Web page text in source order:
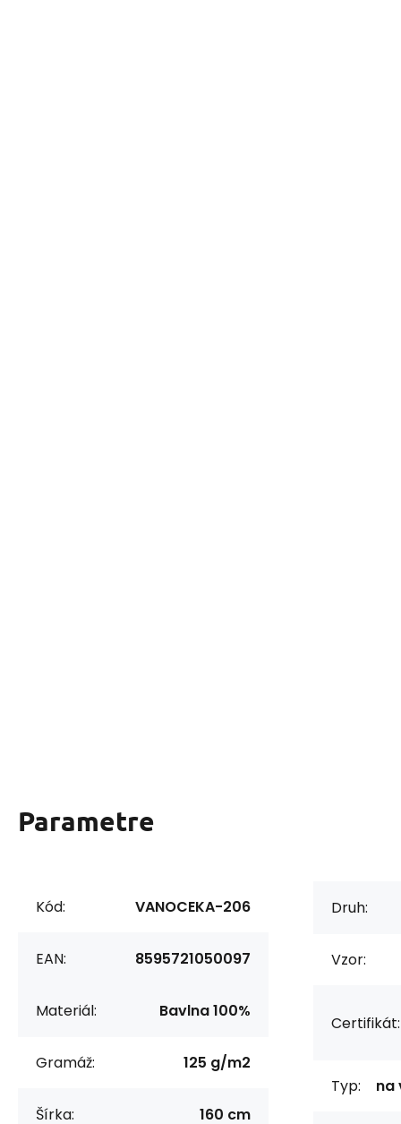
Parametre
Kód: VANOCEKA-206
EAN: 8595721050097
Materiál: Bavlna 100%
Gramáž: 125 g/m2
Šírka: 160 cm
Druh:
Vzor:
Certifikát:
Typ: na